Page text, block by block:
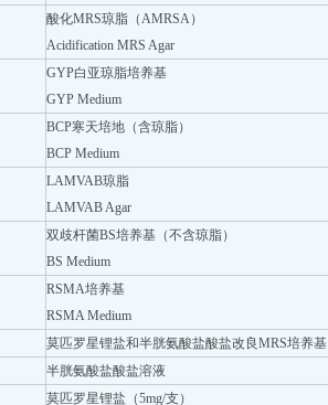
酸化MRS琼脂（AMRSA）
Acidification MRS Agar
GYP白亚琼脂培养基
GYP Medium
BCP寒天培地（含琼脂）
BCP Medium
LAMVAB琼脂
LAMVAB Agar
双歧杆菌BS培养基（不含琼脂）
BS Medium
RSMA培养基
RSMA Medium
莫匹罗星锂盐和半胱氨酸盐酸盐改良MRS培养基
半胱氨酸盐酸盐溶液
莫匹罗星锂盐（5mg/支）